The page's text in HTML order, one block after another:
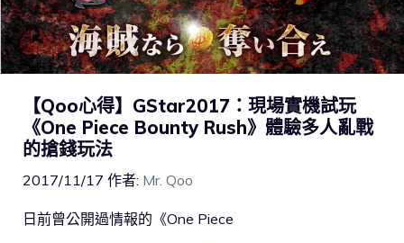
【Qoo心得】GStar2017：現場實機試玩
《One Piece Bounty Rush》體驗多人亂戰
的搶錢玩法
2017/11/17 作者: Mr. Qoo
日前曾公開過情報的《One Piece